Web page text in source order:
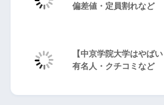
偏差値・定員割れなど
【中京学院大学はやば
有名人・クチコミなど